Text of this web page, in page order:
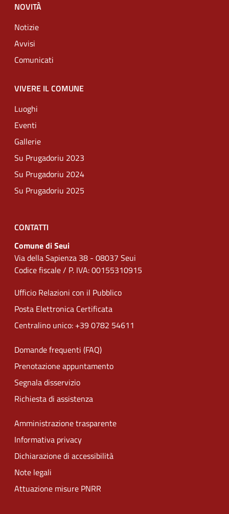
NOVITÀ
Notizie
Avvisi
Comunicati
VIVERE IL COMUNE
Luoghi
Eventi
Gallerie
Su Prugadoriu 2023
Su Prugadoriu 2024
Su Prugadoriu 2025
CONTATTI
Comune di Seui
Via della Sapienza 38 - 08037 Seui
Codice fiscale / P. IVA: 00155310915
Ufficio Relazioni con il Pubblico
Posta Elettronica Certificata
Centralino unico: +39 0782 54611
Domande frequenti (FAQ)
Prenotazione appuntamento
Segnala disservizio
Richiesta di assistenza
Amministrazione trasparente
Informativa privacy
Dichiarazione di accessibilità
Note legali
Attuazione misure PNRR